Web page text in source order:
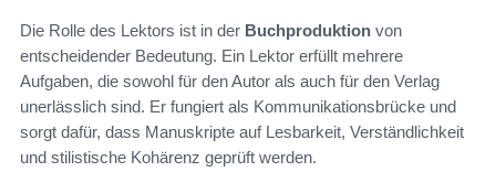
Die Rolle des Lektors ist in der Buchproduktion von
entscheidender Bedeutung. Ein Lektor erfüllt mehrere
Aufgaben, die sowohl für den Autor als auch für den Verlag
unerlässlich sind. Er fungiert als Kommunikationsbrücke und
sorgt dafür, dass Manuskripte auf Lesbarkeit, Verständlichkeit
und stilistische Kohärenz geprüft werden.